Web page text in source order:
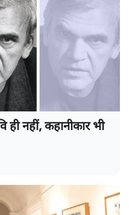
नहीं, कहानीकार भी